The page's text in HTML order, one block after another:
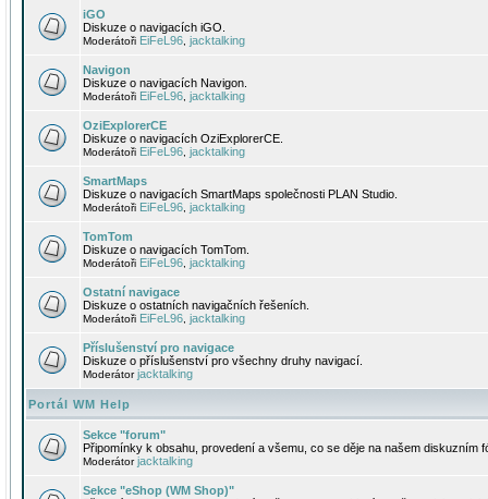
iGO
Diskuze o navigacích iGO.
Moderátoři EiFeL96 jacktalking
Navigon
Diskuze o navigacích Navigon.
Moderátoři EiFeL96 jacktalking
OziExplorerCE
Diskuze o navigacích OziExplorerCE.
Moderátoři EiFeL96 jacktalking
SmartMaps
Diskuze o navigacích SmartMaps společnosti PLAN Studio.
Moderátoři EiFeL96 jacktalking
TomTom
Diskuze o navigacích TomTom.
Moderátoři EiFeL96 jacktalking
Ostatní navigace
Diskuze o ostatních navigačních řešeních.
Moderátoři EiFeL96 jacktalking
Příslušenství pro navigace
Diskuze o příslušenství pro všechny druhy navigací.
Moderátorjacktalking
Portál WM Help
Sekce "forum"
Připomínky k obsahu, provedení a všemu, co se děje na našem diskuzním
Moderátorjacktalking
Sekce "eShop (WM Shop)"